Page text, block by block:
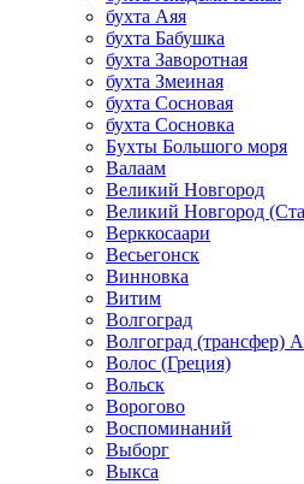
бухта Аяя
бухта Бабушка
бухта Заворотная
бухта Змеиная
бухта Сосновая
бухта Сосновка
Бухты Большого моря
Валаам
Великий Новгород
Великий Новгород
Верккосаари
Весьегонск
Винновка
Витим
Волгоград
Волгоград (трансфер)
Волос (Греция)
Вольск
Ворогово
Воспоминаний
Выборг
Выкса